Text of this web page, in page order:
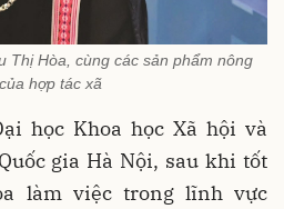
Thị Hòa, cùng các sản phẩm nông
hợp tác xã
học Khoa học Xã hội và
gia Hà Nội, sau khi tốt
làm việc trong lĩnh vực